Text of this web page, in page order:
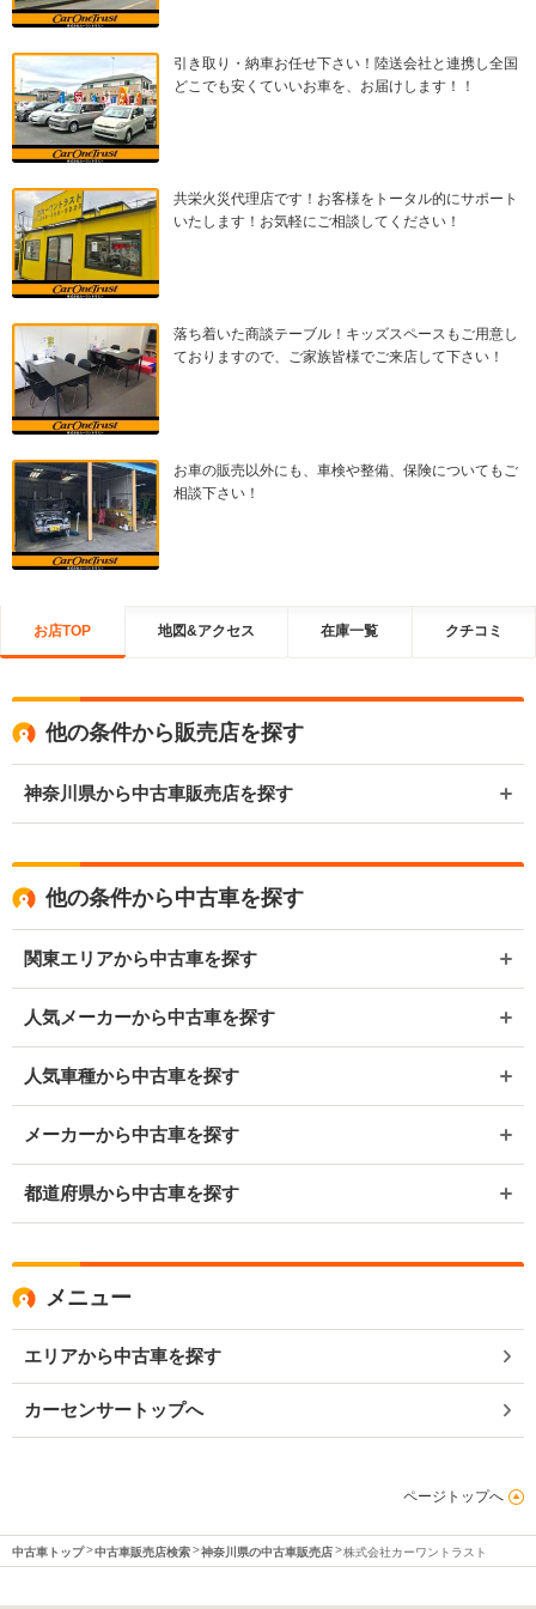
引き取り・納車お任せ下さい！陸送会社と連携し全国
どこでも安くていいお車を、お届けします！！
共栄火災代理店です！お客様をトータル的にサポート
いたします！お気軽にご相談してください！
落ち着いた商談テーブル！キッズスペースもご用意し
ておりますので、ご家族皆様でご来店して下さい！
お車の販売以外にも、車検や整備、保険についてもご
相談下さい！
お店TOP 地図&アクセス 在庫一覧 クチコミ
他の条件から販売店を探す
神奈川県から中古車販売店を探す
他の条件から中古車を探す
関東エリアから中古車を探す
人気メーカーから中古車を探す
人気車種から中古車を探す
メーカーから中古車を探す
都道府県から中古車を探す
メニュー
エリアから中古車を探す
カーセンサートップへ
ページトップへ
中古車トップ 中古車販売店検索 神奈川県の中古車販売店 株式会社カーワントラスト